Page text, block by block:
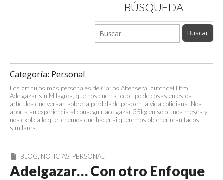
BÚSQUEDA
Buscar:
Categoría: Personal
Los artículos más personales de Carlos Abehsera, autor del libro
Adelgazar sin Milagros, que nos cuenta todo tipo de cosas en estos
artículos que versan sobre la pérdida de peso en la vida cotidiana. Nos
aporta su experiencia al conseguir adelgazar 35kg en sólo unos meses y
nos explica lo que tenemos que hacer si queremos obtener resultados
similares.
BLOG, NOTICIAS, PERSONAL
Adelgazar… Con otro Enfoque